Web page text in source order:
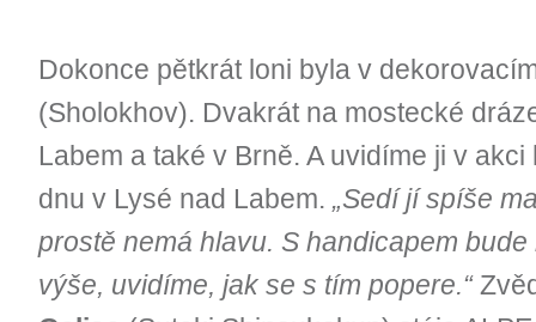
Dokonce pětkrát loni byla v
(Sholokhov). Dvakrát na mostecké
Labem a také v Brně. A uvidíme ji v
dnu v Lysé nad Labem. „Sedí jí spíše
prostě nemá hlavu. S handicapem
výše, uvidíme, jak se s tím popere.“